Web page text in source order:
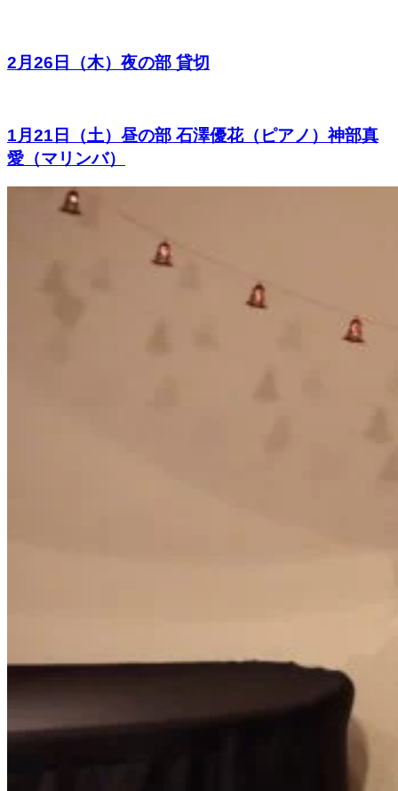
2月26日（木）夜の部 貸切
1月21日（土）昼の部 石澤優花（ピアノ）神部真
愛（マリンバ）